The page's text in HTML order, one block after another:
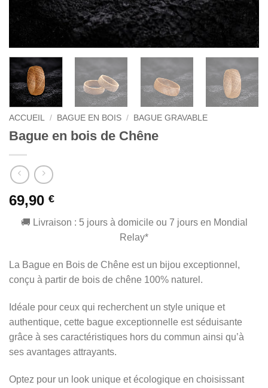
ACCUEIL / BAGUE EN BOIS / BAGUE GRAVABLE
Bague en bois de Chêne
69,90 €
🚚 Livraison : 5 jours à domicile ou 7 jours en Mondial
Relay*
La Bague en Bois de Chêne est un bijou exceptionnel,
conçu à partir de bois de chêne 100% naturel.
Idéale pour ceux qui recherchent un style unique et
authentique, cette bague exceptionnelle est séduisante
grâce à ses caractéristiques hors du commun ainsi qu’à
ses avantages attrayants.
Optez pour un look unique et écologique en choisissant